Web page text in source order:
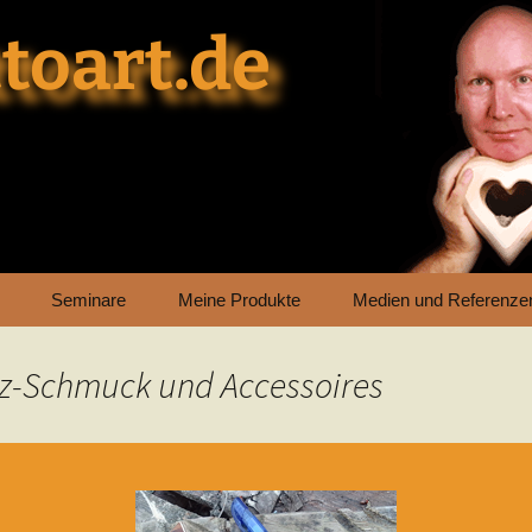
Seminare Meine Produkte Medien und
Schmuck und Accessoires